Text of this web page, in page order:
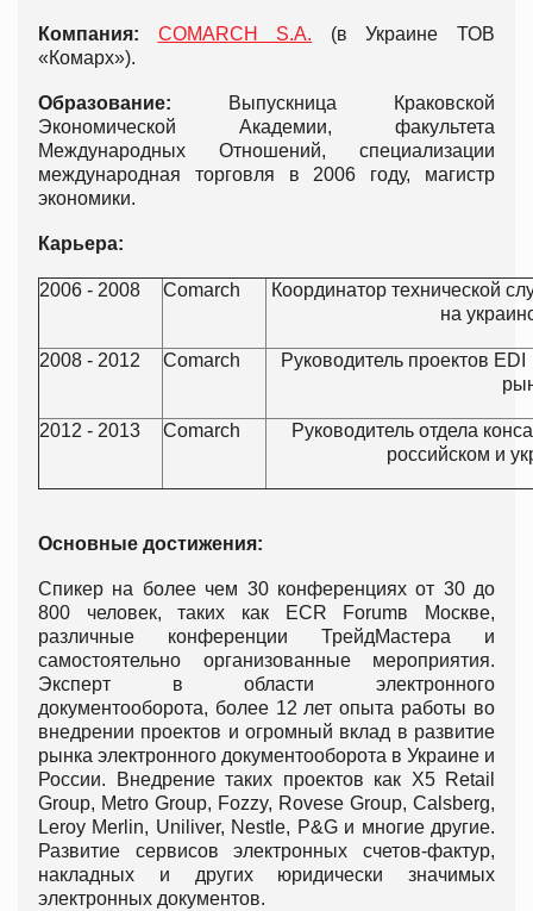
Компания: COMARCH S.A. (в Украине ТОВ
«Комарх»).
Образование: Выпускница Краковской
Экономической Академии, факультета
Международных Отношений, специализации
международная торговля в 2006 году, магистр
экономики.
Карьера:
2006 - 2008 Comarch
Координатор технической
на
2008 - 2012 Comarch
Руководитель проектов
2012 - 2013 Comarch
Руководитель отдела
российском и
Основные достижения:
Спикер на более чем 30 конференциях от 30 до
800 человек, таких как ECR Forumв Москве,
различные конференции ТрейдМастера и
самостоятельно организованные мероприятия.
Эксперт в области электронного
документооборота, более 12 лет опыта работы во
внедрении проектов и огромный вклад в развитие
рынка электронного документооборота в Украине и
России. Внедрение таких проектов как X5 Retail
Group, Metro Group, Fozzy, Rovese Group, Calsberg,
Leroy Merlin, Uniliver, Nestle, P&G и многие другие.
Развитие сервисов электронных счетов-фактур,
накладных и других юридически значимых
электронных документов.